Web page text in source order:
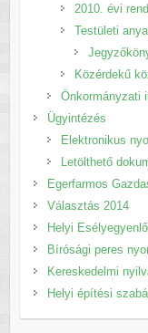
2010. évi
Testületi
Közérdekű
Önkormányzati
Ügyintézés
Elektronikus
Letölthető
Egerfarmos
Választás 2014
Helyi
Bírósági peres
Kereskedelmi
Helyi építési